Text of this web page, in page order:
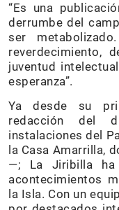
“Es una
derrumbe del
ser
reverdecimiento,
juventud
esperanza”.
Ya desde su
redacción del
instalaciones del
la Casa Amarrilla,
—; La Jiribilla ha
acontecimientos
la Isla. Con un